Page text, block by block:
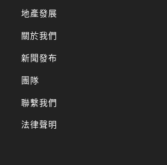
地產發展
關於我們
新聞發布
團隊
聯繫我們
法律聲明